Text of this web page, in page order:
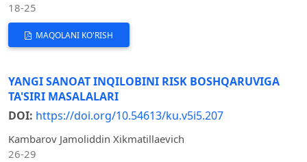
18-25
MAQOLANI KO'RISH
YANGI SANOAT INQILOBINI RISK BOSHQARUVIGA
TA'SIRI MASALALARI
DOI: https://doi.org/10.54613/ku.v5i5.207
Kambarov Jamoliddin Xikmatillaevich
26-29